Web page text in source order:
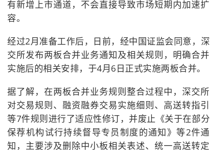
有新增上市通道，不会直接导致市场短期内加速扩
容。
经过2月准备工作后，日前，经中国证监会同意，深
交所发布两板合并业务通知及相关规则，明确合并
实施后的相关安排，于4月6日正式实施两板合并。
据了解，在两板合并业务规则整合过程中，深交所
对交易规则、融资融券交易实施细则、高送转指引
等7件规则进行了适应性修订，并废止《关于在部分
保荐机构试行持续督导专员制度的通知》等2件通
知，主要涉及删除中小板相关表述、统一高送转定